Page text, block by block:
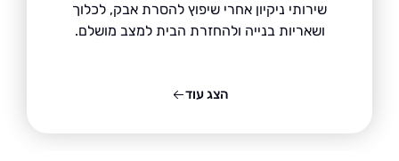
שירותי ניקיון אחרי שיפוץ להסרת אבק, לכלוך
ושאריות בנייה ולהחזרת הבית למצב מושלם.